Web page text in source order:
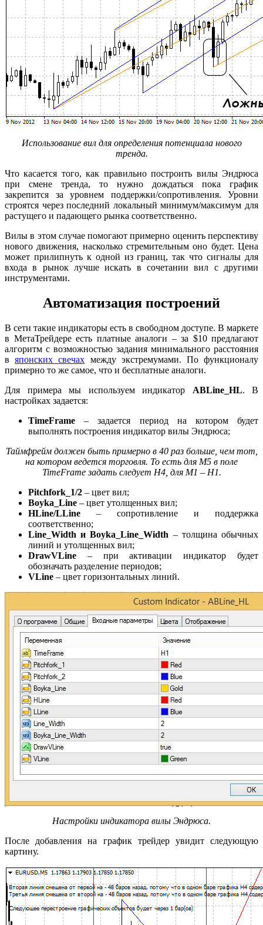
Использование вил для определения потенциала нового
тренда.
Что касается того, как правильно построить вилы Эндрюса
при смене тренда, то нужно дождаться пока график
закрепится за уровнем поддержки/сопротивления. Уровни
строятся через последний локальный минимум/максимум для
растущего и падающего рынка соответственно.
Вилы в этом случае помогают примерно оценить перспективу
нового движения, насколько стремительным оно будет. Цена
может прилипнуть к одной из границ, так что сигналы для
входа в рынок лучше искать в сочетании вил с другими
инструментами.
Автоматизация построений
В сети такие индикаторы есть в свободном доступе. В маркете
в МетаТрейдере есть платные аналоги – за $10 предлагают
алгоритм с возможностью задания минимального расстояния
вяпонских свечах между экстремумами. По функционалу
примерно то же самое, что и бесплатные аналоги.
Для примера мы используем индикатор ABLine_HL. В
настройках задается:
TimeFrame – задается период на котором будет
выполнять построения индикатор вилы Эндрюса;
Таймфрейм должен быть примерно в 40 раз больше, чем тот,
на котором ведется торговля. То есть для M5 в поле
TimeFrame задать следует Н4, для M1 – H1.
Pitchfork_1/2 – цвет вил;
Boyka_Line – цвет утолщенных вил;
HLine/LLine – сопротивление и поддержка
соответственно;
Line_Width и Boyka_Line_Width – толщина обычных
линий и утолщенных вил;
DrawVLine – при активации индикатор будет
обозначать разделение периодов;
VLine – цвет горизонтальных линий.
Настройки индикатора вилы Эндрюса.
После добавления на график трейдер увидит следующую
картину.